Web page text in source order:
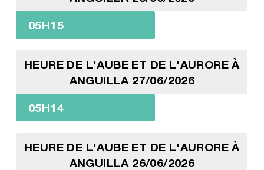
05H15
HEURE DE L'AUBE ET DE L'AURORE À
ANGUILLA 27/06/2026
05H14
HEURE DE L'AUBE ET DE L'AURORE À
ANGUILLA 26/06/2026